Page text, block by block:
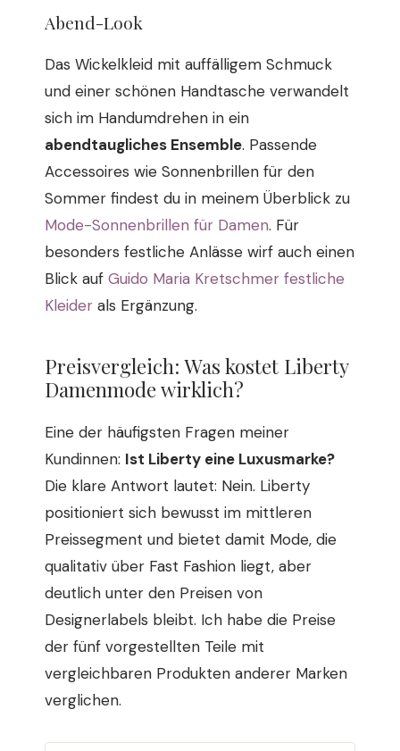
Abend-Look
Das Wickelkleid mit auffälligem Schmuck
und einer schönen Handtasche verwandelt
sich im Handumdrehen in ein
abendtaugliches Ensemble. Passende
Accessoires wie Sonnenbrillen für den
Sommer findest du in meinem Überblick zu
Mode-Sonnenbrillen für Damen. Für
besonders festliche Anlässe wirf auch einen
Blick auf Guido Maria Kretschmer festliche
Kleider als Ergänzung.
Preisvergleich: Was kostet Liberty
Damenmode wirklich?
Eine der häufigsten Fragen meiner
Kundinnen: Ist Liberty eine Luxusmarke?
Die klare Antwort lautet: Nein. Liberty
positioniert sich bewusst im mittleren
Preissegment und bietet damit Mode, die
qualitativ über Fast Fashion liegt, aber
deutlich unter den Preisen von
Designerlabels bleibt. Ich habe die Preise
der fünf vorgestellten Teile mit
vergleichbaren Produkten anderer Marken
verglichen.